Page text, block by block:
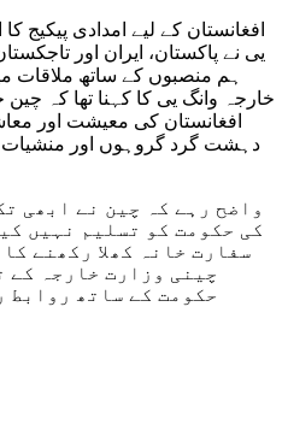
افغانستان کے لیے امدادی پیکیج
یی نے پاکستان، ایران اور
ہم منصبوں کے ساتھ ملاقات
خارجہ وانگ یی کا کہنا تھا کہ
افغانستان کی معیشت اور
دہشت گرد گروہوں اور منشیات
واضح رہے کہ چین نے ابھی
کی حکومت کو تسلیم نہیں
سفارت خانہ کھلا رکھنے
چینی وزارت خارجہ کے
حکومت کے ساتھ روابط